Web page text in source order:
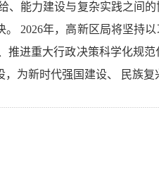
、能力建设与复杂实践之间
2026年，高新区局将坚持
进重大行政决策科学化规范
为新时代强国建设、 民族复